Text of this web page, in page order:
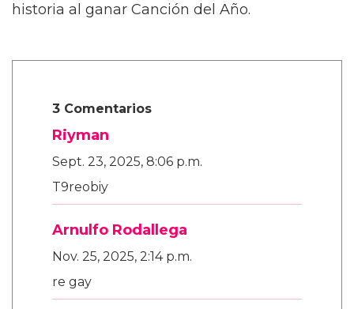
historia al ganar Canción del Año.
3 Comentarios
Riyman
Sept. 23, 2025, 8:06 p.m.
T9reobiy
Arnulfo Rodallega
Nov. 25, 2025, 2:14 p.m.
re gay